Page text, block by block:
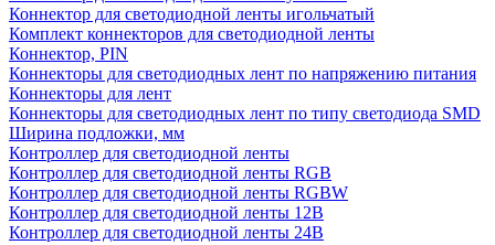
Коннектор для светодиодной ленты игольчатый
Комплект коннекторов для светодиодной ленты
Коннектор, PIN
Коннекторы для светодиодных лент по напряжению питания
Коннекторы для лент
Коннекторы для светодиодных лент по типу светодиода SMD
Ширина подложки, мм
Контроллер для светодиодной ленты
Контроллер для светодиодной ленты RGB
Контроллер для светодиодной ленты RGBW
Контроллер для светодиодной ленты 12В
Контроллер для светодиодной ленты 24В